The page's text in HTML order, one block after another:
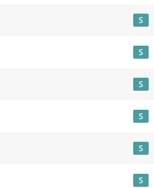
S
S
S
S
S
S